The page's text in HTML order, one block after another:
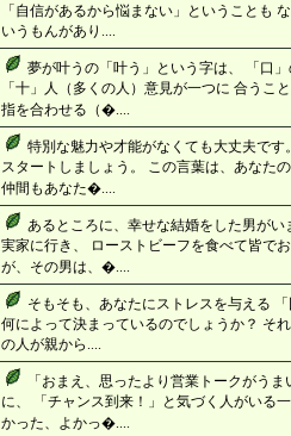
「自信があるから悩まない」ということも
いうもんがあり....
夢が叶うの「叶う」という字は、 「口
「十」人（多くの人）意見が一つに 合うこ
指を合わせる（�....
特別な魅力や才能がなくても大丈夫で
スタートしましょう。 この言葉は、あなた
仲間もあなた�....
あるところに、幸せな結婚をした男が
実家に行き、 ローストビーフを食べて皆で
が、その男は、�....
そもそも、あなたにストレスを与える
何によって決まっているのでしょうか？ そ
の人が親から....
「おまえ、思ったより営業トークがう
に、 「チャンス到来！」と気づく人がいる
かった、よかっ�....